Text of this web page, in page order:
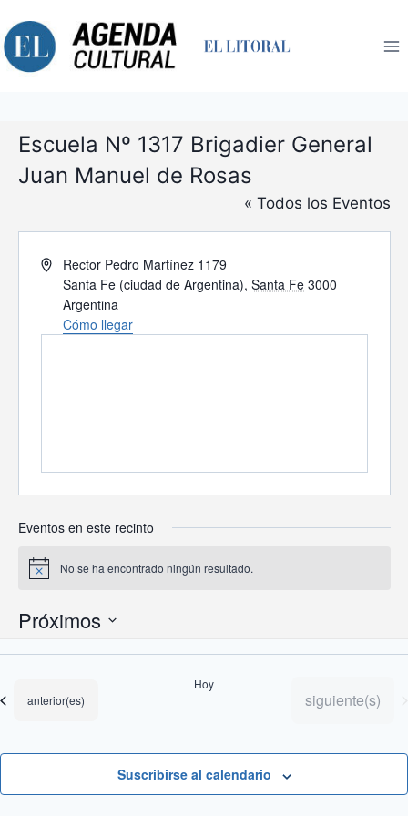
al
contenido
Escuela Nº 1317 Brigadier General
Juan Manuel de Rosas
« Todos los Eventos
Dirección
Rector Pedro Martínez 1179
Santa Fe (ciudad de Argentina), Santa Fe 3000
Argentina
Cómo llegar
Eventos en este recinto
Aviso No se ha encontrado ningún resultado.
Próximos
fecha.
Eventos
anterior(es)
Hoy
Eventos
siguiente(s)
Suscribirse al calendario